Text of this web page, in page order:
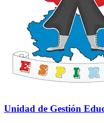
Unidad de Gestión